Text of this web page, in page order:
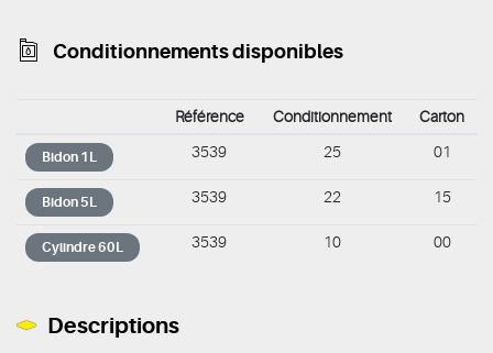
Conditionnements disponibles
Référence Conditionnement Carton
Bidon 1L 3539 25 01
Bidon 5L 3539 22 15
Cylindre 60L 3539 10 00
Descriptions